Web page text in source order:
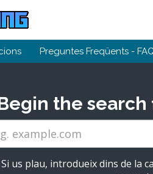
Preguntes Freqüents -
the
Si us plau, introdueix dins de la